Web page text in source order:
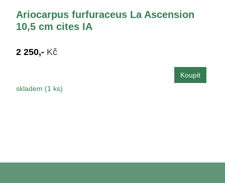
Ariocarpus furfuraceus La Ascension
10,5 cm cites IA
2 250,- Kč
skladem (1 ks)